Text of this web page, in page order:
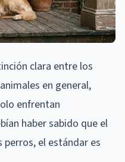
clara entre los
en general,
enfrentan
haber sabido que el
perros, el estándar es